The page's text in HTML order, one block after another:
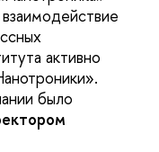
активно
было